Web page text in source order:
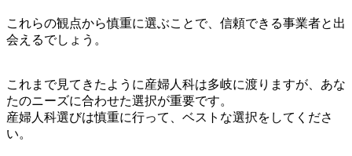
これらの観点から慎重に選ぶことで、信頼できる事業者と出
会えるでしょう。
これまで見てきたように産婦人科は多岐に渡りますが、あな
たのニーズに合わせた選択が重要です。
産婦人科選びは慎重に行って、ベストな選択をしてくださ
い。